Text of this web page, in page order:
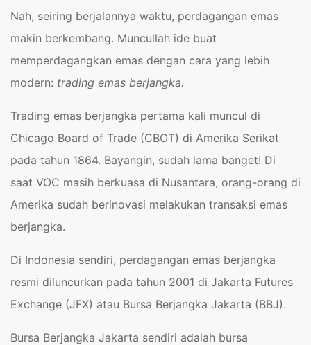
Nah, seiring berjalannya waktu, perdagangan emas
makin berkembang. Muncullah ide buat
memperdagangkan emas dengan cara yang lebih
modern: trading emas berjangka.
Trading emas berjangka pertama kali muncul di
Chicago Board of Trade (CBOT) di Amerika Serikat
pada tahun 1864. Bayangin, sudah lama banget! Di
saat VOC masih berkuasa di Nusantara, orang-orang di
Amerika sudah berinovasi melakukan transaksi emas
berjangka.
Di Indonesia sendiri, perdagangan emas berjangka
resmi diluncurkan pada tahun 2001 di Jakarta Futures
Exchange (JFX) atau Bursa Berjangka Jakarta (BBJ).
Bursa Berjangka Jakarta sendiri adalah bursa